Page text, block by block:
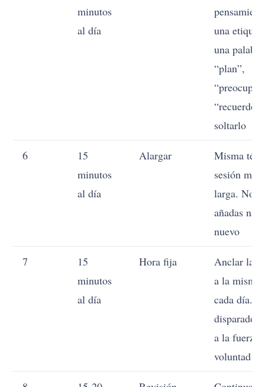
minutos
al día
una
una
“plan”,
soltarlo
6
15
minutos
al día
Alargar
Misma
sesión más
larga. No
añadas
nuevo
7
15
minutos
al día
Hora fija
Anclar la
a la misma
cada día.
disparador
a la fuerza
voluntad